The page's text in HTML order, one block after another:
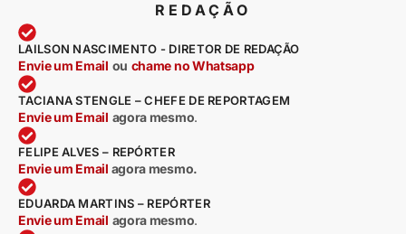
REDAÇÃO
LAILSON NASCIMENTO - DIRETOR DE REDAÇÃO
Envie um Email ou chame no Whatsapp
TACIANA STENGLE – CHEFE DE REPORTAGEM
Envie um Email agora mesmo.
FELIPE ALVES – REPÓRTER
Envie um Email agora mesmo.
EDUARDA MARTINS – REPÓRTER
Envie um Email agora mesmo.